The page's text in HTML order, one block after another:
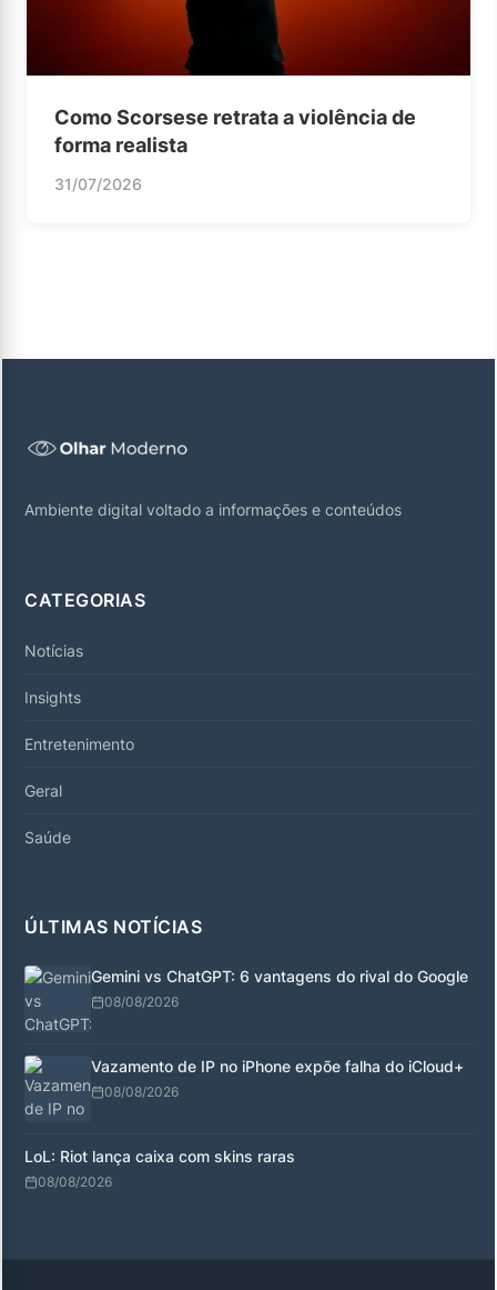
Como Scorsese retrata a violência de
forma realista
31/07/2026
Ambiente digital voltado a informações e conteúdos
CATEGORIAS
Notícias
Insights
Entretenimento
Geral
Saúde
ÚLTIMAS NOTÍCIAS
Gemini vs ChatGPT: 6 vantagens do rival do Google
08/08/2026
Vazamento de IP no iPhone expõe falha do iCloud+
08/08/2026
LoL: Riot lança caixa com skins raras
08/08/2026